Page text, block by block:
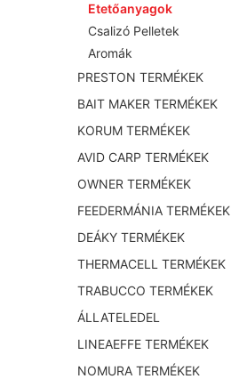
Etetőanyagok
Csalizó Pelletek
Aromák
PRESTON TERMÉKEK
BAIT MAKER TERMÉKEK
KORUM TERMÉKEK
AVID CARP TERMÉKEK
OWNER TERMÉKEK
FEEDERMÁNIA TERMÉKEK
DEÁKY TERMÉKEK
THERMACELL TERMÉKEK
TRABUCCO TERMÉKEK
ÁLLATELEDEL
LINEAEFFE TERMÉKEK
NOMURA TERMÉKEK